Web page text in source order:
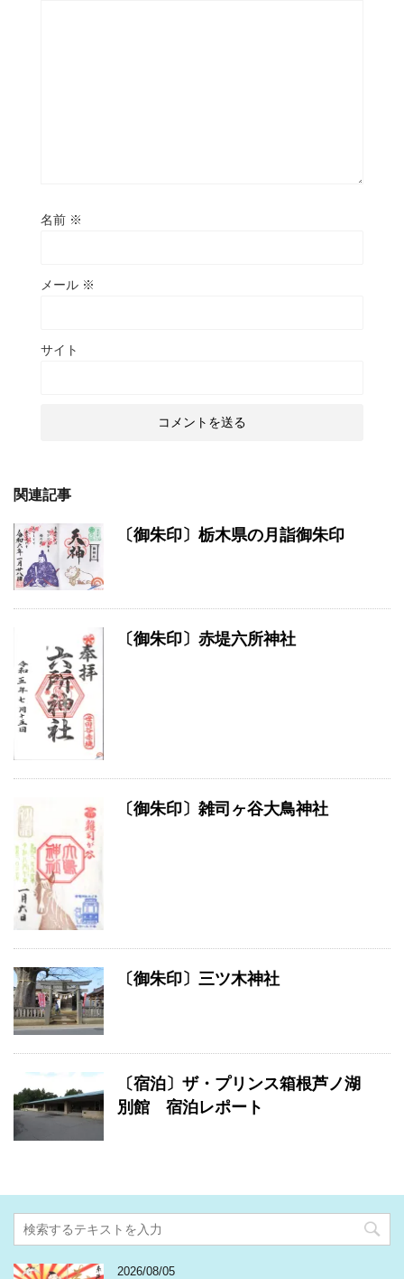
名前 ※
メール ※
サイト
関連記事
〔御朱印〕栃木県の月詣御朱印
〔御朱印〕赤堤六所神社
〔御朱印〕雑司ヶ谷大鳥神社
〔御朱印〕三ツ木神社
〔宿泊〕ザ・プリンス箱根芦ノ湖
別館 宿泊レポート
2026/08/05